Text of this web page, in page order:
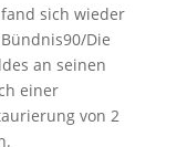
sich wieder
Die
an seinen
einer
von 2